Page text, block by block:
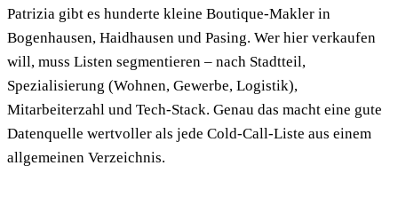
Patrizia gibt es hunderte kleine Boutique-Makler in
Bogenhausen, Haidhausen und Pasing. Wer hier verkaufen
will, muss Listen segmentieren – nach Stadtteil,
Spezialisierung (Wohnen, Gewerbe, Logistik),
Mitarbeiterzahl und Tech-Stack. Genau das macht eine gute
Datenquelle wertvoller als jede Cold-Call-Liste aus einem
allgemeinen Verzeichnis.